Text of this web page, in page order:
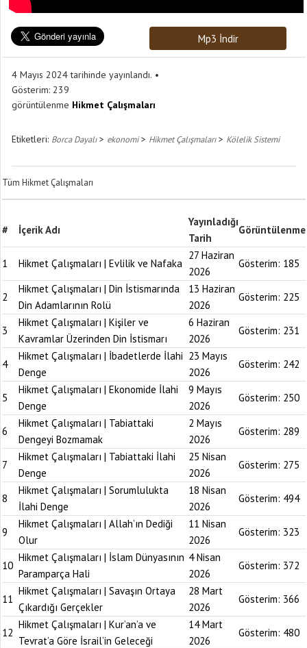
Mp3 İndir
4 Mayıs 2024 tarihinde yayınlandı.
Gösterim: 239
görüntülenme Hikmet Çalışmaları
Etiketleri: Borca Dayalı> ekonomi> Hikmet Çalışmaları> Kölelik Sistemi
Tüm Hikmet Çalışmaları
# İçerik Adı
Yayınladığı
Tarih
Görüntülenme
1 Hikmet Çalışmaları | Evlilik ve Nafaka
27 Haziran
2026
Gösterim: 185
2
Hikmet Çalışmaları | Din İstismarında
Din Adamlarının Rolü
13 Haziran
2026
Gösterim: 225
3
Hikmet Çalışmaları | Kişiler ve
Kavramlar Üzerinden Din İstismarı
6 Haziran
2026
Gösterim: 231
4
Hikmet Çalışmaları | İbadetlerde İlahi
Denge
23 Mayıs
2026
Gösterim: 242
5
Hikmet Çalışmaları | Ekonomide İlahi
Denge
9 Mayıs
2026
Gösterim: 250
6
Hikmet Çalışmaları | Tabiattaki
Dengeyi Bozmamak
2 Mayıs
2026
Gösterim: 289
7
Hikmet Çalışmaları | Tabiattaki İlahi
Denge
25 Nisan
2026
Gösterim: 275
8
Hikmet Çalışmaları | Sorumlulukta
İlahi Denge
18 Nisan
2026
Gösterim: 494
9
Hikmet Çalışmaları | Allah’ın Dediği
Olur
11 Nisan
2026
Gösterim: 323
10
Hikmet Çalışmaları | İslam Dünyasının
Paramparça Hali
4 Nisan
2026
Gösterim: 372
11
Hikmet Çalışmaları | Savaşın Ortaya
Çıkardığı Gerçekler
28 Mart
2026
Gösterim: 366
12
Hikmet Çalışmaları | Kur’an’a ve
Tevrat’a Göre İsrail’in Geleceği
14 Mart
2026
Gösterim: 480